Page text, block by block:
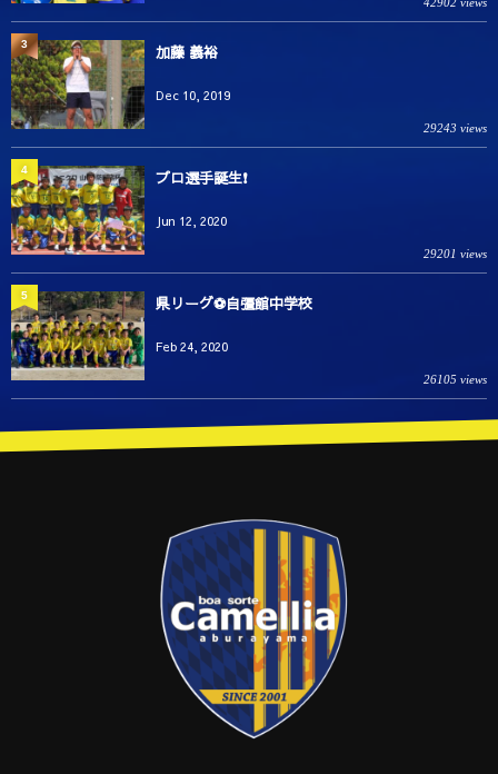
加藤 義裕
Dec 10, 2019
29243 views
3
プロ選手誕生❗️
Jun 12, 2020
29201 views
4
県リーグ⚽️自彊館中学校
Feb 24, 2020
26105 views
5